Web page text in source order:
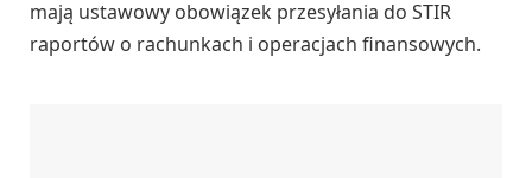
mają ustawowy obowiązek przesyłania do STIR
raportów o rachunkach i operacjach finansowych.